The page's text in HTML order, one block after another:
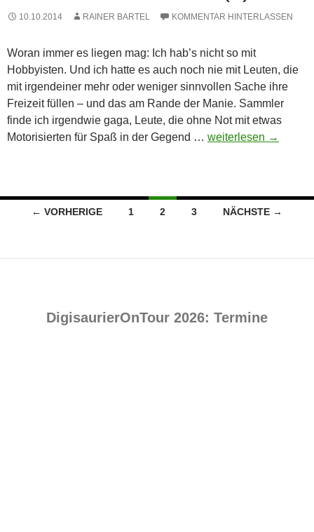
10.10.2014 RAINER BARTEL KOMMENTAR HINTERLASSEN
Woran immer es liegen mag: Ich hab’s nicht so mit
Hobbyisten. Und ich hatte es auch noch nie mit Leuten, die
mit irgendeiner mehr oder weniger sinnvollen Sache ihre
Freizeit füllen – und das am Rande der Manie. Sammler
finde ich irgendwie gaga, Leute, die ohne Not mit etwas
Motorisierten für Spaß in der Gegend … Komma
–
Computerjahre
weiterlesen →
Beitragsnavigation
← VORHERIGE 1 2 3 NÄCHSTE →
DigisaurierOnTour 2026: Termine